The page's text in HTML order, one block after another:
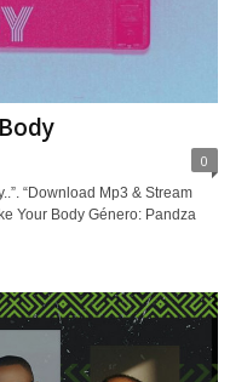
0
“Download Mp3 & Stream
Your Body Género: Pandza